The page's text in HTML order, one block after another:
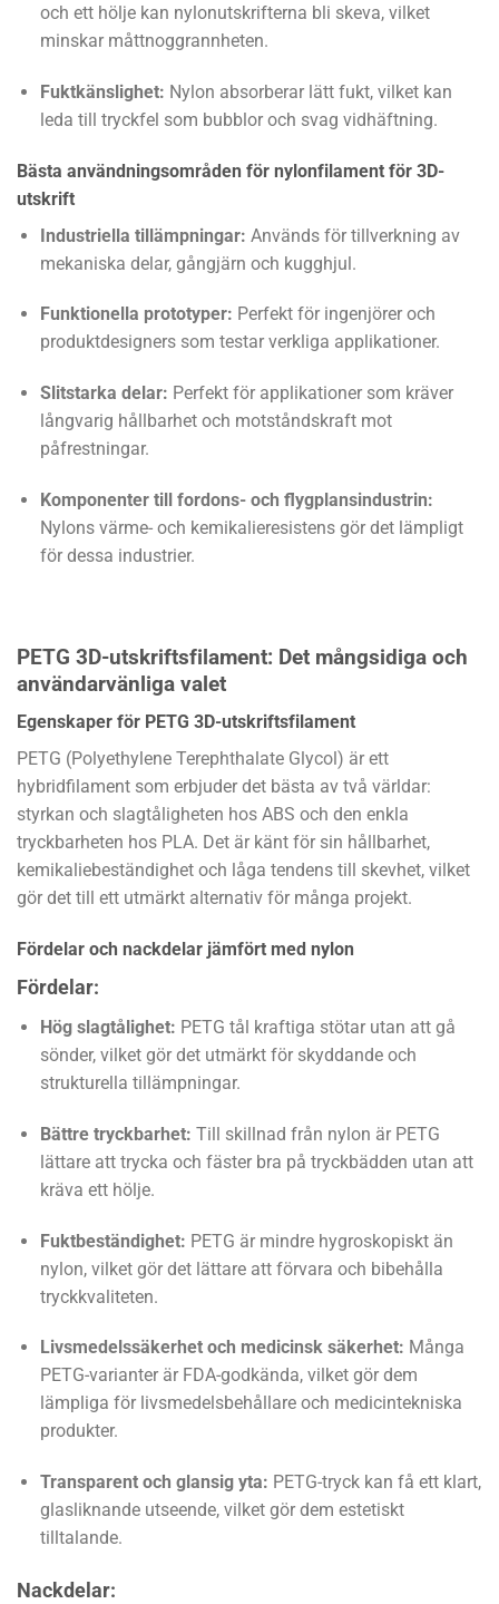
och ett hölje kan nylonutskrifterna bli skeva, vilket
minskar måttnoggrannheten.
Fuktkänslighet: Nylon absorberar lätt fukt, vilket kan
leda till tryckfel som bubblor och svag vidhäftning.
Bästa användningsområden för nylonfilament för 3D-
utskrift
Industriella tillämpningar: Används för tillverkning av
mekaniska delar, gångjärn och kugghjul.
Funktionella prototyper: Perfekt för ingenjörer och
produktdesigners som testar verkliga applikationer.
Slitstarka delar: Perfekt för applikationer som kräver
långvarig hållbarhet och motståndskraft mot
påfrestningar.
Komponenter till fordons- och flygplansindustrin:
Nylons värme- och kemikalieresistens gör det lämpligt
för dessa industrier.
PETG 3D-utskriftsfilament: Det mångsidiga och
användarvänliga valet
Egenskaper för PETG 3D-utskriftsfilament
PETG (Polyethylene Terephthalate Glycol) är ett
hybridfilament som erbjuder det bästa av två världar:
styrkan och slagtåligheten hos ABS och den enkla
tryckbarheten hos PLA. Det är känt för sin hållbarhet,
kemikaliebeständighet och låga tendens till skevhet, vilket
gör det till ett utmärkt alternativ för många projekt.
Fördelar och nackdelar jämfört med nylon
Fördelar:
Hög slagtålighet: PETG tål kraftiga stötar utan att gå
sönder, vilket gör det utmärkt för skyddande och
strukturella tillämpningar.
Bättre tryckbarhet: Till skillnad från nylon är PETG
lättare att trycka och fäster bra på tryckbädden utan att
kräva ett hölje.
Fuktbeständighet: PETG är mindre hygroskopiskt än
nylon, vilket gör det lättare att förvara och bibehålla
tryckkvaliteten.
Livsmedelssäkerhet och medicinsk säkerhet: Många
PETG-varianter är FDA-godkända, vilket gör dem
lämpliga för livsmedelsbehållare och medicintekniska
produkter.
Transparent och glansig yta: PETG-tryck kan få ett klart,
glasliknande utseende, vilket gör dem estetiskt
tilltalande.
Nackdelar: